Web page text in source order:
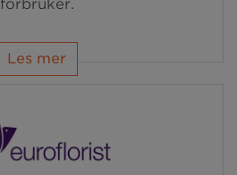
forbruker.
Les mer